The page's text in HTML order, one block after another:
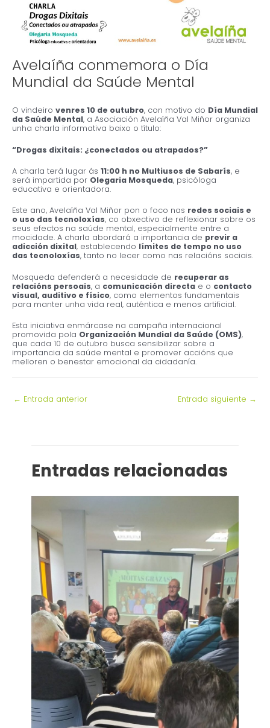
Avelaíña conmemora o Día
Mundial da Saúde Mental
O vindeiro venres 10 de outubro, con motivo do Día Mundial
da Saúde Mental, a Asociación Avelaíña Val Miñor organiza
unha charla informativa baixo o título:
“Drogas dixitais: ¿conectados ou atrapados?”
A charla terá lugar ás 11:00 h no Multiusos de Sabarís, e
será impartida por Olegaria Mosqueda, psicóloga
educativa e orientadora.
Este ano, Avelaíña Val Miñor pon o foco nas redes sociais e
o uso das tecnoloxías, co obxectivo de reflexionar sobre os
seus efectos na saúde mental, especialmente entre a
mocidade. A charla abordará a importancia de previr a
adicción dixital, establecendo límites de tempo no uso
das tecnoloxías, tanto no lecer como nas relacións sociais.
Mosqueda defenderá a necesidade de recuperar as
relacións persoais, a comunicación directa e o contacto
visual, auditivo e físico, como elementos fundamentais
para manter unha vida real, auténtica e menos artificial.
Esta iniciativa enmárcase na campaña internacional
promovida pola Organización Mundial da Saúde (OMS),
que cada 10 de outubro busca sensibilizar sobre a
importancia da saúde mental e promover accións que
melloren o benestar emocional da cidadanía.
← Entrada anterior Entrada siguiente →
Entradas relacionadas